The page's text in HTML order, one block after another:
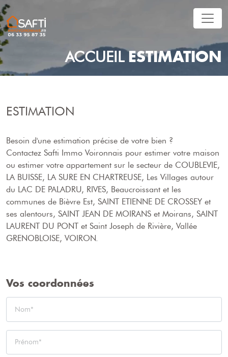
ACCUEIL ESTIMATION
ESTIMATION
Besoin d'une estimation précise de votre bien ?
Contactez Safti Immo Voironnais pour estimer votre maison
ou estimer votre appartement sur le secteur de COUBLEVIE,
LA BUISSE, LA SURE EN CHARTREUSE, Les Villages autour
du LAC DE PALADRU, RIVES, Beaucroissant et les
communes de Bièvre Est, SAINT ETIENNE DE CROSSEY et
ses alentours, SAINT JEAN DE MOIRANS et Moirans, SAINT
LAURENT DU PONT et Saint Joseph de Rivière, Vallée
GRENOBLOISE, VOIRON.
Vos coordonnées